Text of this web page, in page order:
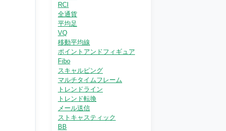
RCI
全通貨
平均足
VQ
移動平均線
ポイントアンドフィギュア
Fibo
スキャルピング
マルチタイムフレーム
トレンドライン
トレンド転換
メール送信
ストキャスティック
BB